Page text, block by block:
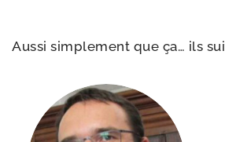
Aussi sim­ple­ment que ça… ils